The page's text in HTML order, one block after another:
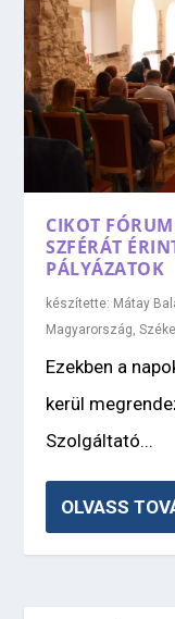
CIKOT
SZFÉRÁT
PÁLYÁZATOK
készítette: Mátay
Magyarország ,
Ezekben a
kerül
Szolgáltató...
OLVASS